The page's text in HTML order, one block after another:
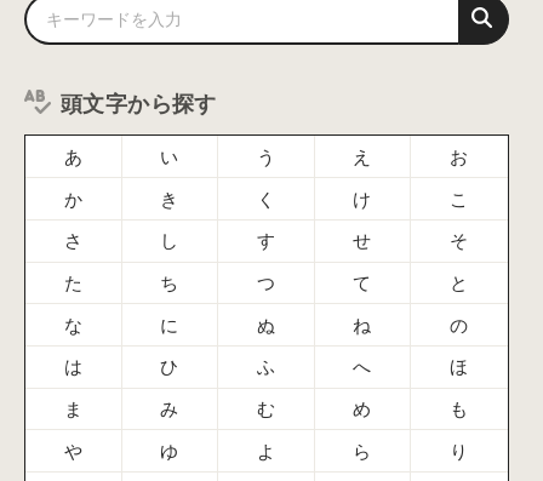
頭文字から探す
あ い う え お
か き く け こ
さ し す せ そ
た ち つ て と
な に ぬ ね の
は ひ ふ へ ほ
ま み む め も
や ゆ よ ら り